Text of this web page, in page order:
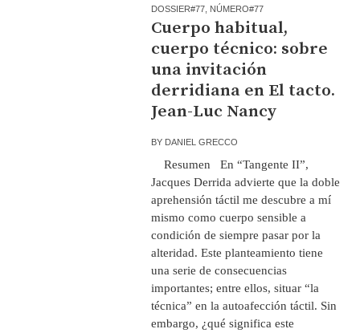
DOSSIER#77 NÚMERO#77
Cuerpo habitual,
cuerpo técnico: sobre
una invitación
derridiana en El tacto.
Jean-Luc Nancy
BY DANIEL GRECCO
Resumen En “Tangente II”,
Jacques Derrida advierte que la doble
aprehensión táctil me descubre a mí
mismo como cuerpo sensible a
condición de siempre pasar por la
alteridad. Este planteamiento tiene
una serie de consecuencias
importantes; entre ellos, situar “la
técnica” en la autoafección táctil. Sin
embargo, ¿qué significa este